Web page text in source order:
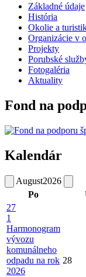
Základné údaje
História
Okolie a
Organizácie v
Projekty
Porubské
Fotogaléria
Aktuality
Fond na
Kalendár
August2026
Po
27
1
Harmonogram
vývozu
komunálneho
odpadu na rok
2026
28